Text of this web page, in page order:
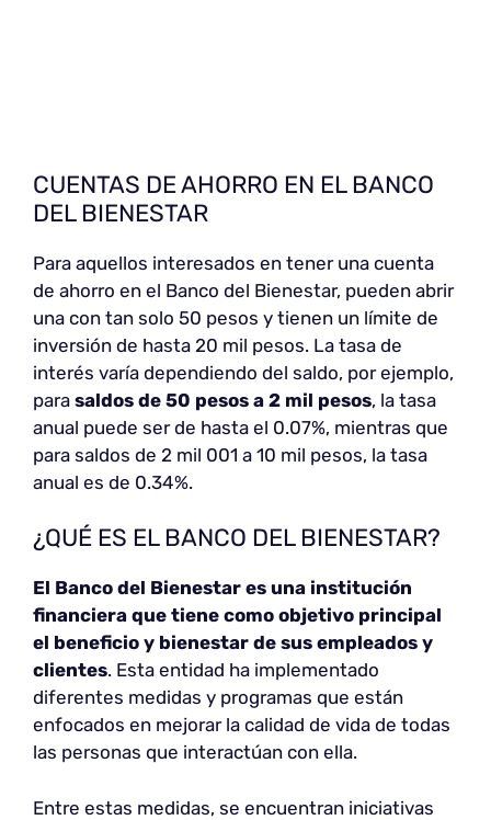
CUENTAS DE AHORRO EN EL BANCO
DEL BIENESTAR
Para aquellos interesados en tener una cuenta
de ahorro en el Banco del Bienestar, pueden abrir
una con tan solo 50 pesos y tienen un límite de
inversión de hasta 20 mil pesos. La tasa de
interés varía dependiendo del saldo, por ejemplo,
para saldos de 50 pesos a 2 mil pesos, la tasa
anual puede ser de hasta el 0.07%, mientras que
para saldos de 2 mil 001 a 10 mil pesos, la tasa
anual es de 0.34%.
¿QUÉ ES EL BANCO DEL BIENESTAR?
El Banco del Bienestar es una institución
financiera que tiene como objetivo principal
el beneficio y bienestar de sus empleados y
clientes. Esta entidad ha implementado
diferentes medidas y programas que están
enfocados en mejorar la calidad de vida de todas
las personas que interactúan con ella.
Entre estas medidas, se encuentran iniciativas